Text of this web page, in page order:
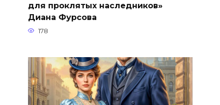
для проклятых наследников»
Диана Фурсова
178